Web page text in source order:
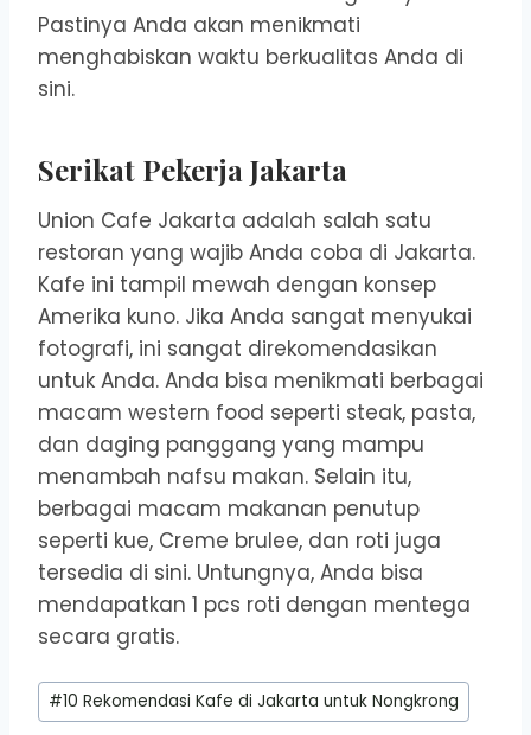
Pastinya Anda akan menikmati
menghabiskan waktu berkualitas Anda di
sini.
Serikat Pekerja Jakarta
Union Cafe Jakarta adalah salah satu
restoran yang wajib Anda coba di Jakarta.
Kafe ini tampil mewah dengan konsep
Amerika kuno. Jika Anda sangat menyukai
fotografi, ini sangat direkomendasikan
untuk Anda. Anda bisa menikmati berbagai
macam western food seperti steak, pasta,
dan daging panggang yang mampu
menambah nafsu makan. Selain itu,
berbagai macam makanan penutup
seperti kue, Creme brulee, dan roti juga
tersedia di sini. Untungnya, Anda bisa
mendapatkan 1 pcs roti dengan mentega
secara gratis.
Post
Tags:
#10 Rekomendasi Kafe di Jakarta untuk Nongkrong